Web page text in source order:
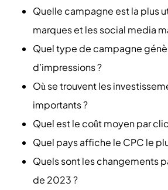
Quelle campagne est la plus
marques et les social media
Quel type de campagne
d’impressions ?
Où se trouvent les
importants ?
Quel est le coût moyen par
Quel pays affiche le CPC le
Quels sont les changements
de 2023 ?